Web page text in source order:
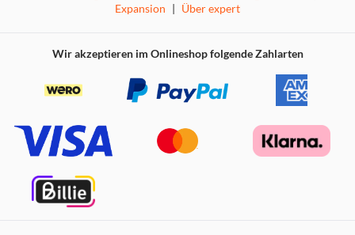
Expansion | Über expert
Wir akzeptieren im Onlineshop folgende Zahlarten